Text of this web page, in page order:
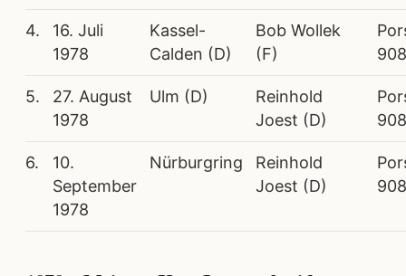
4.
16. Juli
1978
Kassel-
Calden (D)
Bob Wollek
(F)
5.
27. August
1978
Ulm (D)
Reinhold
Joest (D)
6.
10.
September
1978
Nürburgring
Reinhold
Joest (D)